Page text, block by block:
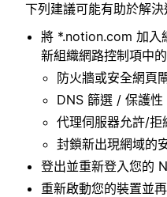
下列建議可能有助於解決
將 *.notion.com 加入
新組織網路控制項中
防火牆或安全網頁
DNS 篩選 / 保護性
代理伺服器允許/拒
封鎖新出現網域的
登出並重新登入您的
重新啟動您的裝置並